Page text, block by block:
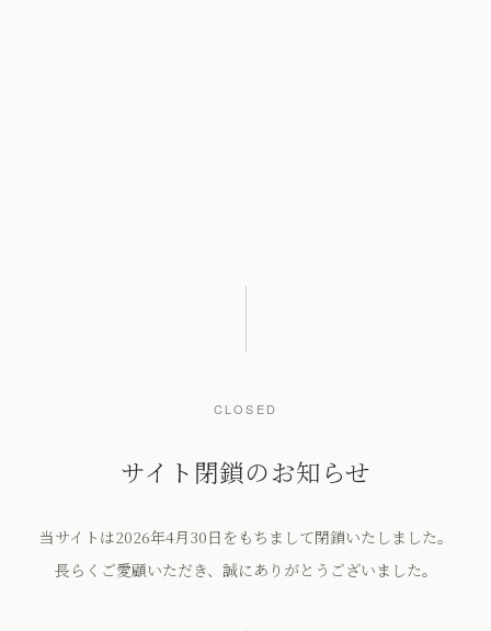
CLOSED
サイト閉鎖のお知らせ
当サイトは2026年4月30日をもちまして閉鎖いたしました。
長らくご愛顧いただき、誠にありがとうございました。